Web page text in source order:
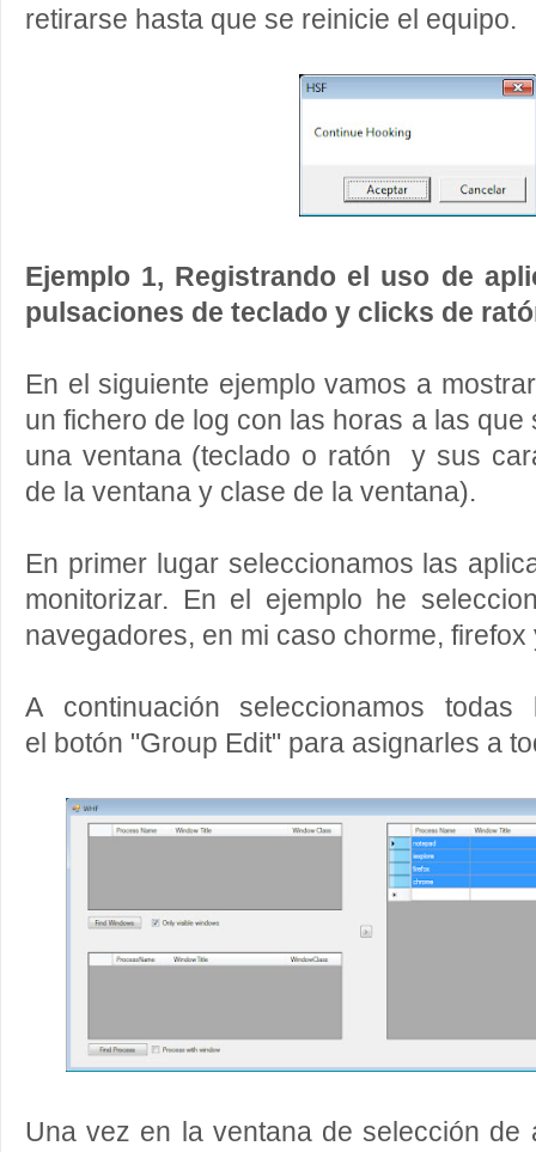
retirarse hasta que se reinicie el equipo.
Ejemplo 1, Registrando el uso de
pulsaciones de teclado y clicks de
En el siguiente ejemplo vamos a
un fichero de log con las horas a las
una ventana (teclado o ratón y sus
de la ventana y clase de la ventana).
En primer lugar seleccionamos las
monitorizar. En el ejemplo he
navegadores, en mi caso chorme, firefox
A continuación seleccionamos
el botón "Group Edit" para asignarles a
Una vez en la ventana de selección de